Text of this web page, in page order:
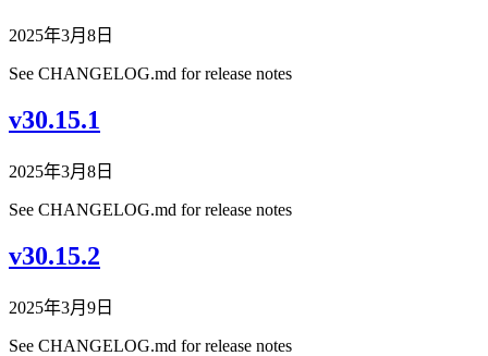
2025年3月8日
See CHANGELOG.md for release notes
v30.15.1
2025年3月8日
See CHANGELOG.md for release notes
v30.15.2
2025年3月9日
See CHANGELOG.md for release notes